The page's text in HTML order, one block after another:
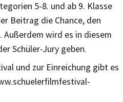
5-8. und ab 9. Klasse
Beitrag die Chance, den
Außerdem wird es in diesem
Schüler-Jury geben.
und zur Einreichung gibt es